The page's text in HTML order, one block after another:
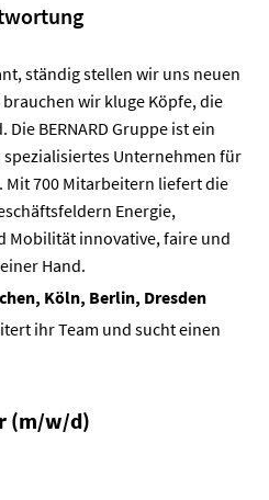
ständig stellen wir uns neuen
wir kluge Köpfe, die
BERNARD Gruppe ist ein
Unternehmen für
700 Mitarbeitern liefert die
Energie,
Mobilität innovative, faire und
Hand.
Köln, Berlin, Dresden
ihr Team und sucht einen
(m/w/d)